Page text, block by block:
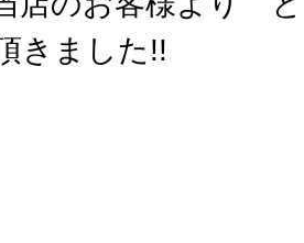
きました!!